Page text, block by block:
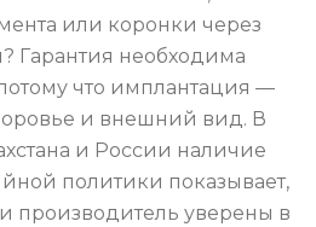
или коронки через
Гарантия необходима
что имплантация —
и внешний вид. В
и России наличие
политики показывает,
производитель уверены в